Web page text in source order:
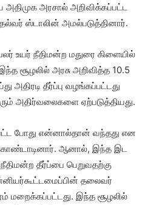
அரசால் அறிவிக்கப்பட்ட
ஸ்டாலின் அமல்படுத்தினார்.
உயர் நீதிமன்ற மதுரை கிளையில்
சூழலில் அரசு அறிவித்த 10.5
அதிரடி தீர்ப்பு வழங்கப்பட்டது
அதிர்வலைகளை ஏற்படுத்தியது.
போது என்னால்தான் வந்தது என
ஆனால், இந்த இட
தீர்ப்பை பெறுவதற்கு
தலைவர்
மறைக்கப்பட்டது. இந்த சூழலில்